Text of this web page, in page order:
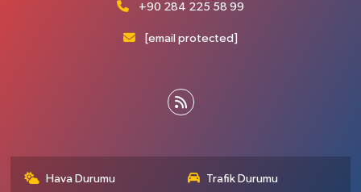
+90 284 225 58 99
[email protected]
Hava Durumu Trafik Durumu